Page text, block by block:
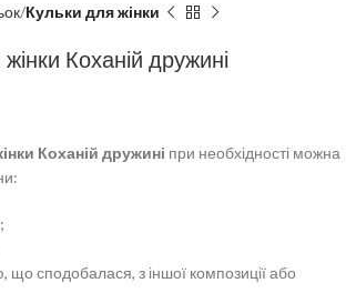
Кульки для жінки
Коханій дружині
Коханій дружині при необхідності можна
що сподобалася, з іншої композиції або